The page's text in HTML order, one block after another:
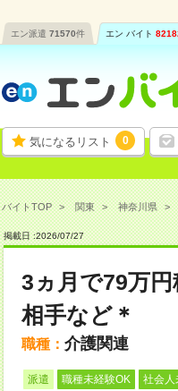
エン派遣 71570件 エン バイト
気になるリスト 0
バイトTOP 関東 神奈川県
掲載日 :2026/07/27
3ヵ月で79万
相手など＊
職種： 介護関連
派遣 職種未経験OK 社会人